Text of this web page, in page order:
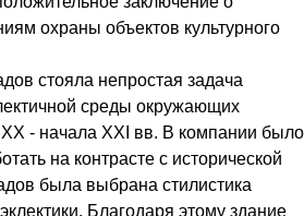
охраны объектов культурного
стояла непростая задача
среды окружающих
ХХ - начала ХХI вв. В компании было
на контрасте с исторической
была выбрана стилистика
Благодаря этому здание